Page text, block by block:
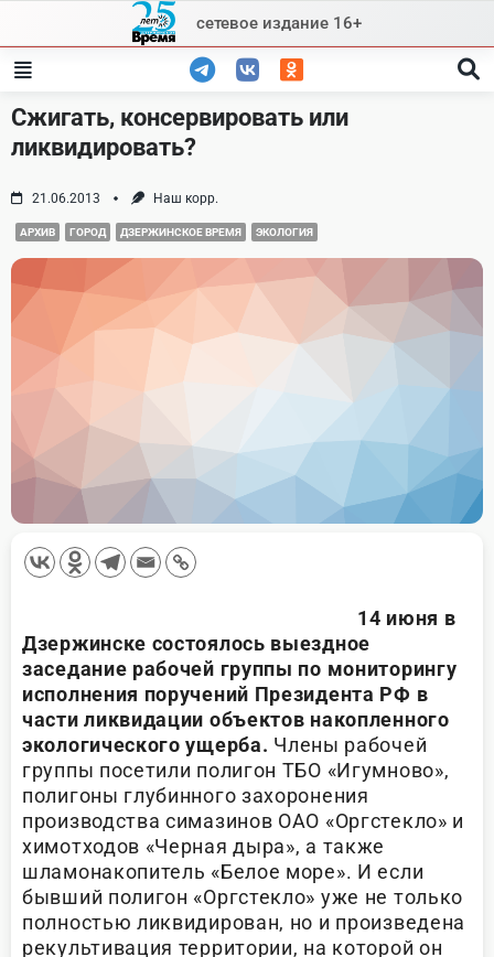
content
сетевое издание 16+
Сжигать, консервировать или
ликвидировать?
21.06.2013 Наш корр.
АРХИВ ГОРОД ДЗЕРЖИНСКОЕ ВРЕМЯ ЭКОЛОГИЯ
14 июня в
Дзержинске состоялось выездное
заседание рабочей группы по мониторингу
исполнения поручений Президента РФ в
части ликвидации объектов накопленного
экологического ущерба. Члены рабочей
группы посетили полигон ТБО «Игумново»,
полигоны глубинного захоронения
производства симазинов ОАО «Оргстекло» и
химотходов «Черная дыра», а также
шламонакопитель «Белое море». И если
бывший полигон «Оргстекло» уже не только
полностью ликвидирован, но и произведена
рекультивация территории, на которой он